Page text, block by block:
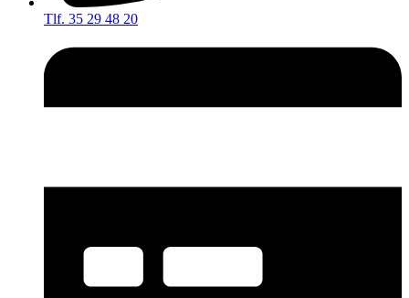
Tlf. 35 29 48 20